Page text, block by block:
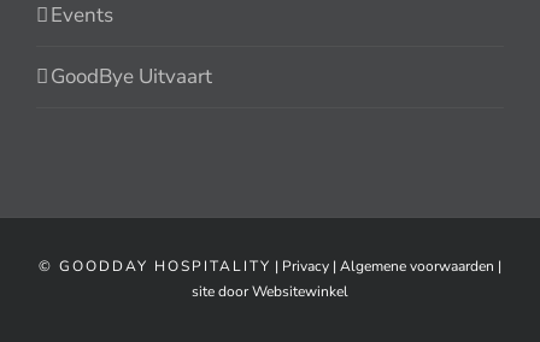
Events
GoodBye Uitvaart
© GOODDAY HOSPITALITY | Privacy | Algemene voorwaarden |
site door Websitewinkel